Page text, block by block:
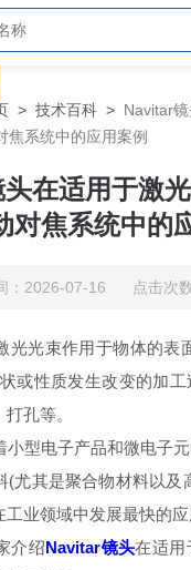
微分析软件、定制显微光
>技术百科 > Navitar
焦系统中的应用案例
在适用于激
对焦系统中的
：2026-07-16 点击次
光光束作用于物体的表
或性质发生改变的加工
孔等。
小型电子产品和微电子
(尤其是聚合物材料以及
业领域中发展最快的应
介绍Navitar镜头在适用